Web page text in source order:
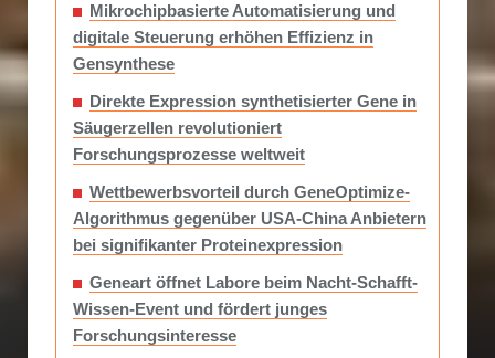
Mikrochipbasierte Automatisierung und
digitale Steuerung erhöhen Effizienz in
Gensynthese
Direkte Expression synthetisierter Gene in
Säugerzellen revolutioniert
Forschungsprozesse weltweit
Wettbewerbsvorteil durch GeneOptimize-
Algorithmus gegenüber USA-China Anbietern
bei signifikanter Proteinexpression
Geneart öffnet Labore beim Nacht-Schafft-
Wissen-Event und fördert junges
Forschungsinteresse